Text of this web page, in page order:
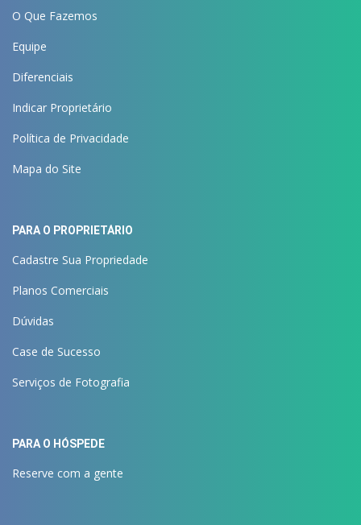
O Que Fazemos
Equipe
Diferenciais
Indicar Proprietário
Política de Privacidade
Mapa do Site
PARA O PROPRIETÁRIO
Cadastre Sua Propriedade
Planos Comerciais
Dúvidas
Case de Sucesso
Serviços de Fotografia
PARA O HÓSPEDE
Reserve com a gente